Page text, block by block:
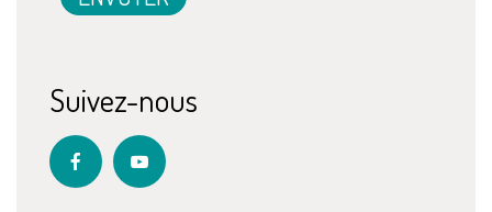
Suivez-nous